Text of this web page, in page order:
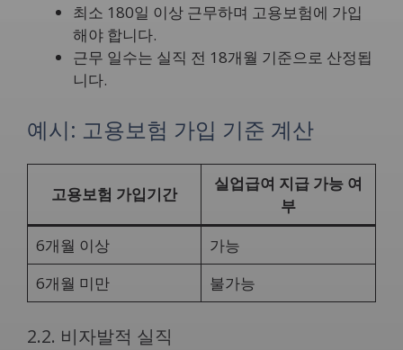
최소 180일 이상 근무하며 고용보험에 가입
해야 합니다.
근무 일수는 실직 전 18개월 기준으로 산정됩
니다.
예시: 고용보험 가입 기준 계산
고용보험 가입기간
실업급여 지급 가능 여
부
6개월 이상
가능
6개월 미만
불가능
2.2. 비자발적 실직